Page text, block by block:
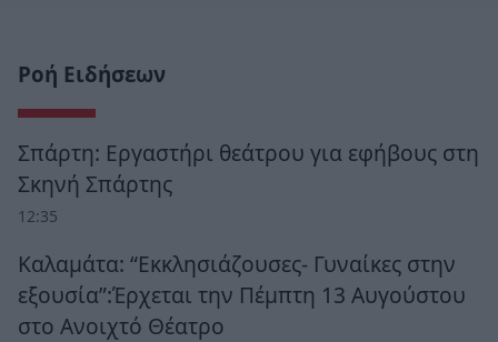
Ροή Ειδήσεων
Σπάρτη: Εργαστήρι θεάτρου για εφήβους στη
Σκηνή Σπάρτης
12:35
Καλαμάτα: “Εκκλησιάζουσες- Γυναίκες στην
εξουσία”:Έρχεται την Πέμπτη 13 Αυγούστου
στο Ανοιχτό Θέατρο